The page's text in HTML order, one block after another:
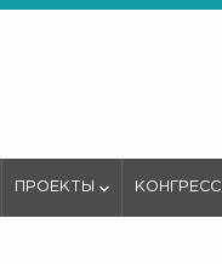
ПРОЕКТЫ КОНГРЕСС